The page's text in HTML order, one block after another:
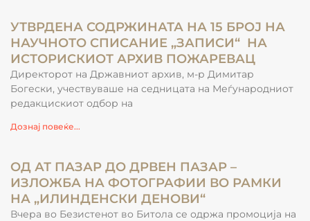
УТВРДЕНА СОДРЖИНАТА НА 15 БРОЈ НА
НАУЧНОТО СПИСАНИЕ „ЗАПИСИ“ НА
ИСТОРИСКИОТ АРХИВ ПОЖАРЕВАЦ
Директорот на Државниот архив, м-р Димитар
Богески, учествуваше на седницата на Меѓународниот
редакцискиот одбор на
Дознај повеќе...
ОД АТ ПАЗАР ДО ДРВЕН ПАЗАР –
ИЗЛОЖБА НА ФОТОГРАФИИ ВО РАМКИ
НА „ИЛИНДЕНСКИ ДЕНОВИ“
Вчера во Безистенот во Битола се одржа промоција на